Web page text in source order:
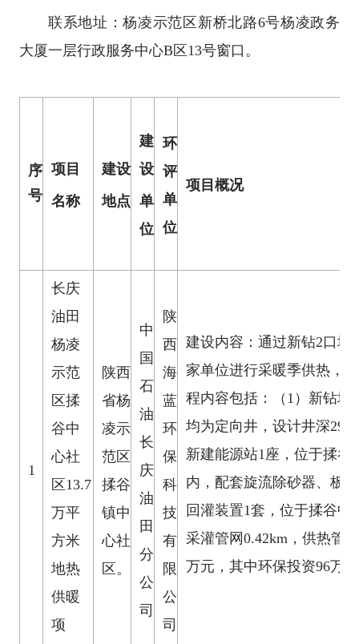
联系地址：杨凌示范区新桥北路6号杨凌政务
大厦一层行政服务中心B区13号窗口。
序
号
项目
名称
建设
地点
建
设
单
位
环
评
单
位
项目概况
1
长庆
油田
杨凌
示范
区揉
谷中
心社
区13.7
万平
方米
地热
供暖
项
陕西
省杨
凌示
范区
揉谷
镇中
心社
区。
中
国
石
油
长
庆
油
田
分
公
司
陕
西
海
蓝
环
保
科
技
有
限
公
司
建设内容：通过新钻2口地
家单位进行采暖季供热，
程内容包括：（1）新钻地
均为定向井，设计井深
新建能源站1座，位于揉
内，配套旋流除砂器、板
回灌装置1套，位于揉谷
采灌管网0.42km，供热管
万元，其中环保投资96万